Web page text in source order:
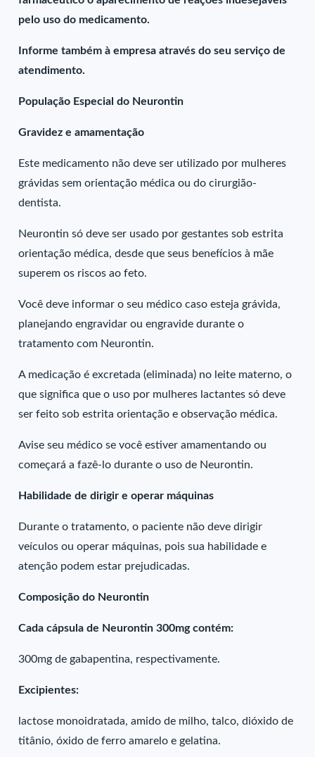
pelo uso do medicamento.
Informe também à empresa através do seu serviço de
atendimento.
População Especial do Neurontin
Gravidez e amamentação
Este medicamento não deve ser utilizado por mulheres
grávidas sem orientação médica ou do cirurgião-
dentista.
Neurontin só deve ser usado por gestantes sob estrita
orientação médica, desde que seus benefícios à mãe
superem os riscos ao feto.
Você deve informar o seu médico caso esteja grávida,
planejando engravidar ou engravide durante o
tratamento com Neurontin.
A medicação é excretada (eliminada) no leite materno, o
que significa que o uso por mulheres lactantes só deve
ser feito sob estrita orientação e observação médica.
Avise seu médico se você estiver amamentando ou
começará a fazê-lo durante o uso de Neurontin.
Habilidade de dirigir e operar máquinas
Durante o tratamento, o paciente não deve dirigir
veículos ou operar máquinas, pois sua habilidade e
atenção podem estar prejudicadas.
Composição do Neurontin
Cada cápsula de Neurontin 300mg contém:
300mg de gabapentina, respectivamente.
Excipientes:
lactose monoidratada, amido de milho, talco, dióxido de
titânio, óxido de ferro amarelo e gelatina.